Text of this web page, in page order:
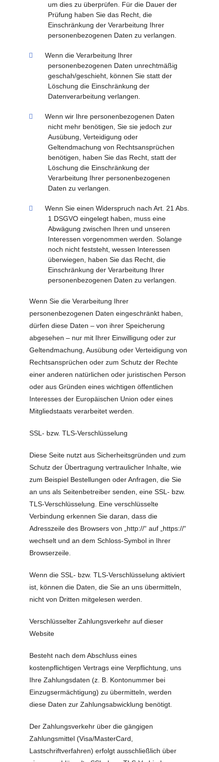
um dies zu überprüfen. Für die Dauer der
Prüfung haben Sie das Recht, die
Einschränkung der Verarbeitung Ihrer
personenbezogenen Daten zu verlangen.
Wenn die Verarbeitung Ihrer
personenbezogenen Daten unrechtmäßig
geschah/geschieht, können Sie statt der
Löschung die Einschränkung der
Datenverarbeitung verlangen.
Wenn wir Ihre personenbezogenen Daten
nicht mehr benötigen, Sie sie jedoch zur
Ausübung, Verteidigung oder
Geltendmachung von Rechtsansprüchen
benötigen, haben Sie das Recht, statt der
Löschung die Einschränkung der
Verarbeitung Ihrer personenbezogenen
Daten zu verlangen.
Wenn Sie einen Widerspruch nach Art. 21 Abs.
1 DSGVO eingelegt haben, muss eine
Abwägung zwischen Ihren und unseren
Interessen vorgenommen werden. Solange
noch nicht feststeht, wessen Interessen
überwiegen, haben Sie das Recht, die
Einschränkung der Verarbeitung Ihrer
personenbezogenen Daten zu verlangen.
Wenn Sie die Verarbeitung Ihrer
personenbezogenen Daten eingeschränkt haben,
dürfen diese Daten – von ihrer Speicherung
abgesehen – nur mit Ihrer Einwilligung oder zur
Geltendmachung, Ausübung oder Verteidigung von
Rechtsansprüchen oder zum Schutz der Rechte
einer anderen natürlichen oder juristischen Person
oder aus Gründen eines wichtigen öffentlichen
Interesses der Europäischen Union oder eines
Mitgliedstaats verarbeitet werden.
SSL- bzw. TLS-Verschlüsselung
Diese Seite nutzt aus Sicherheitsgründen und zum
Schutz der Übertragung vertraulicher Inhalte, wie
zum Beispiel Bestellungen oder Anfragen, die Sie
an uns als Seitenbetreiber senden, eine SSL- bzw.
TLS-Verschlüsselung. Eine verschlüsselte
Verbindung erkennen Sie daran, dass die
Adresszeile des Browsers von „http://“ auf „https://“
wechselt und an dem Schloss-Symbol in Ihrer
Browserzeile.
Wenn die SSL- bzw. TLS-Verschlüsselung aktiviert
ist, können die Daten, die Sie an uns übermitteln,
nicht von Dritten mitgelesen werden.
Verschlüsselter Zahlungsverkehr auf dieser
Website
Besteht nach dem Abschluss eines
kostenpflichtigen Vertrags eine Verpflichtung, uns
Ihre Zahlungsdaten (z. B. Kontonummer bei
Einzugsermächtigung) zu übermitteln, werden
diese Daten zur Zahlungsabwicklung benötigt.
Der Zahlungsverkehr über die gängigen
Zahlungsmittel (Visa/MasterCard,
Lastschriftverfahren) erfolgt ausschließlich über